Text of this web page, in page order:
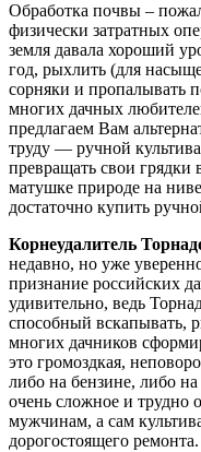
Обработка почвы –
физически затратных
земля давала хороший
год, рыхлить (для
сорняки и пропалывать
многих дачных
предлагаем Вам
труду — ручной
превращать свои грядки
матушке природе на
достаточно купить
Корнеудалитель
недавно, но уже
признание российских
удивительно, ведь
способный вскапывать,
многих дачников
это громоздкая,
либо на бензине, либо
очень сложное и трудно
мужчинам, а сам
дорогостоящего ремонта.